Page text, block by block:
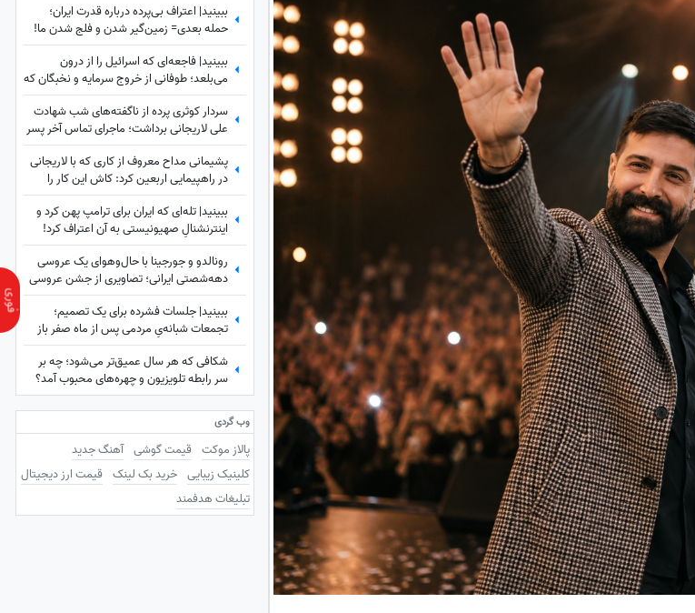
ببینید| اعتراف بی‌پرده درباره قدرت ایران؛
حمله بعدی= زمین‌گیر شدن و فلج شدن ما!
ببینید| فاجعه‌ای که اسرائیل را از درون
می‌بلعد؛ طوفانی از خروج سرمایه و نخبگان که
نتانیاهو را به خاک سیاه نشاند!
سردار کوثری پرده از ناگفته‌های شب شهادت
علی لاریجانی برداشت؛ ماجرای تماس آخر پسر
شهید لاریجانی چه بود؟
پشیمانی مداح معروف از کاری که با لاریجانی
در راهپیمایی اربعین کرد: کاش این کار را
نمی‌کردم
ببینید| تله‌ای که ایران برای ترامپ پهن کرد و
اینترنشنالِ صهیونیستی به آن اعتراف کرد!
رونالدو و جورجینا با حال‌وهوای یک عروسی
دهه‌شصتی ایرانی؛ تصاویری از جشن عروسی
ستاره فوتبال با حضور هالند، امباپه و مسی
که همه را غافلگیر کرد!
ببینید| جلسات فشرده برای یک تصمیم؛
تجمعات شبانه‌یِ مردمی پس از ماه صفر باز
هم ادامه دارد؟
شکافی که هر سال عمیق‌تر می‌شود؛ چه بر
سر رابطه تلویزیون و چهره‌های محبوب آمد؟
وب گردی
پالاز موکت قیمت گوشی آهنگ جدید
کلینیک زیبایی خرید بک لینک قیمت ارز دیجیتال
تبلیغات هدفمند